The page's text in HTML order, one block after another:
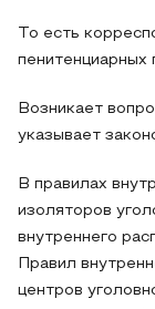
То есть
пенитенциарных
Возникает
указывает
В правилах
изоляторов
внутреннего
Правил
центров